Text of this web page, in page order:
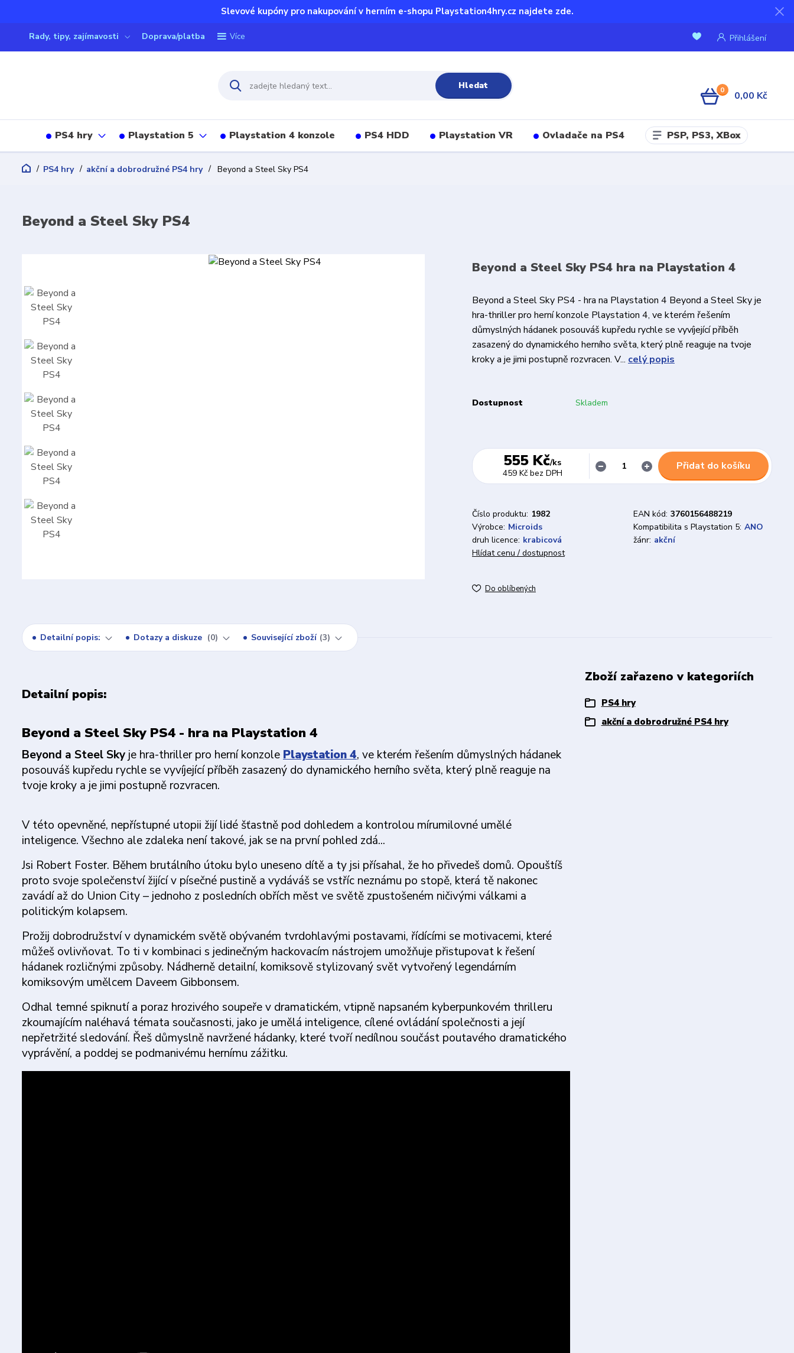
Slevové kupóny pro nakupování v herním e-shopu Playstation4hry.cz najdete zde.
Rady, tipy, zajímavosti Doprava/platba Více Přihlášení
Hledat 0 0,00 Kč
PS4 hry Playstation 5 Playstation 4 konzole PS4 HDD Playstation VR Ovladače na PS4 PSP, PS3, XBox
PS4 hry akční a dobrodružné PS4 hry Beyond a Steel Sky PS4
Beyond a Steel Sky PS4
Beyond a Steel Sky PS4 hra na Playstation 4
Beyond a Steel Sky PS4 - hra na Playstation 4 Beyond a Steel Sky je
hra-thriller pro herní konzole Playstation 4, ve kterém řešením
důmyslných hádanek posouváš kupředu rychle se vyvíjející příběh
zasazený do dynamického herního světa, který plně reaguje na tvoje
kroky a je jimi postupně rozvracen. V... celý popis
Dostupnost Skladem
555 Kč/ks
459 Kč bez DPH
Přidat do košíku
Číslo produktu: 1982 EAN kód: 3760156488219
Výrobce: Microids Kompatibilita s Playstation 5: ANO
druh licence: krabicová žánr: akční
Hlídat cenu / dostupnost
Do oblíbených
Detailní popis: Dotazy a diskuze 0 Související zboží 3
Detailní popis:
Beyond a Steel Sky PS4 - hra na Playstation 4
Beyond a Steel Sky je hra-thriller pro herní konzole Playstation 4, ve kterém řešením důmyslných hádanek
posouváš kupředu rychle se vyvíjející příběh zasazený do dynamického herního světa, který plně reaguje na
tvoje kroky a je jimi postupně rozvracen.
V této opevněné, nepřístupné utopii žijí lidé šťastně pod dohledem a kontrolou mírumilovné umělé
inteligence. Všechno ale zdaleka není takové, jak se na první pohled zdá...
Jsi Robert Foster. Během brutálního útoku bylo uneseno dítě a ty jsi přísahal, že ho přivedeš domů. Opouštíš
proto svoje společenství žijící v písečné pustině a vydáváš se vstříc neznámu po stopě, která tě nakonec
zavádí až do Union City – jednoho z posledních obřích měst ve světě zpustošeném ničivými válkami a
politickým kolapsem.
Prožij dobrodružství v dynamickém světě obývaném tvrdohlavými postavami, řídícími se motivacemi, které
můžeš ovlivňovat. To ti v kombinaci s jedinečným hackovacím nástrojem umožňuje přistupovat k řešení
hádanek rozličnými způsoby. Nádherně detailní, komiksově stylizovaný svět vytvořený legendárním
komiksovým umělcem Daveem Gibbonsem.
Odhal temné spiknutí a poraz hrozivého soupeře v dramatickém, vtipně napsaném kyberpunkovém thrilleru
zkoumajícím naléhavá témata současnosti, jako je umělá inteligence, cílené ovládání společnosti a její
nepřetržité sledování. Řeš důmyslně navržené hádanky, které tvoří nedílnou součást poutavého dramatického
vyprávění, a poddej se podmanivému hernímu zážitku.
Zboží zařazeno v kategoriích
PS4 hry
akční a dobrodružné PS4 hry